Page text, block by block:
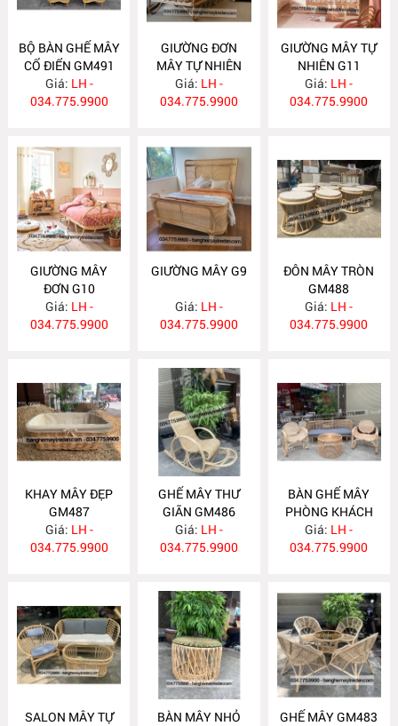
BỘ BÀN GHẾ MÂY
CỔ ĐIỂN GM491
Giá: LH -
034.775.9900
GIƯỜNG ĐƠN
MÂY TỰ NHIÊN
G12
Giá: LH -
034.775.9900
GIƯỜNG MÂY TỰ
NHIÊN G11
Giá: LH -
034.775.9900
GIƯỜNG MÂY
ĐƠN G10
Giá: LH -
034.775.9900
GIƯỜNG MÂY G9
Giá: LH -
034.775.9900
ĐÔN MÂY TRÒN
GM488
Giá: LH -
034.775.9900
KHAY MÂY ĐẸP
GM487
Giá: LH -
034.775.9900
GHẾ MÂY THƯ
GIÃN GM486
Giá: LH -
034.775.9900
BÀN GHẾ MÂY
PHÒNG KHÁCH
GM485
Giá: LH -
034.775.9900
SALON MÂY TỰ
BÀN MÂY NHỎ
GHẾ MÂY GM483